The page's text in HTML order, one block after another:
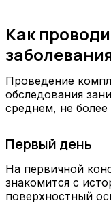
Как
Проведение
обследования
среднем, не более
Первый день
На первичной
знакомится с
поверхностный